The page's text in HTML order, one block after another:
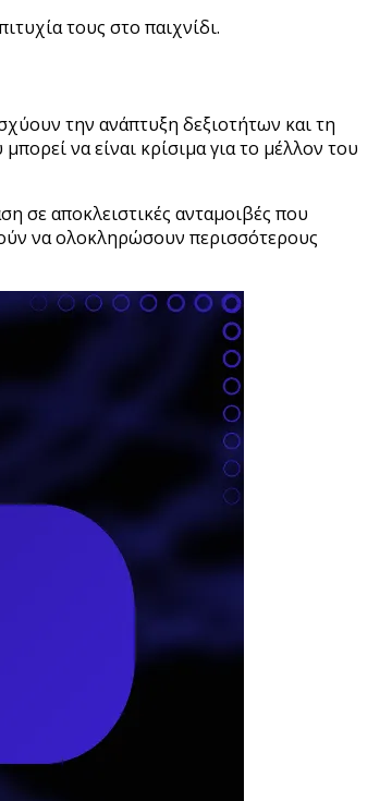
τους στο παιχνίδι.
την ανάπτυξη δεξιοτήτων και τη
να είναι κρίσιμα για το μέλλον του
σε αποκλειστικές ανταμοιβές που
να ολοκληρώσουν περισσότερους